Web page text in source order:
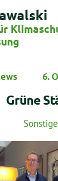
6.
Grüne